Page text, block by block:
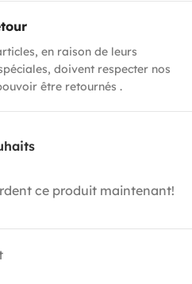
en raison de leurs
doivent respecter nos
être retournés .
ce produit maintenant!